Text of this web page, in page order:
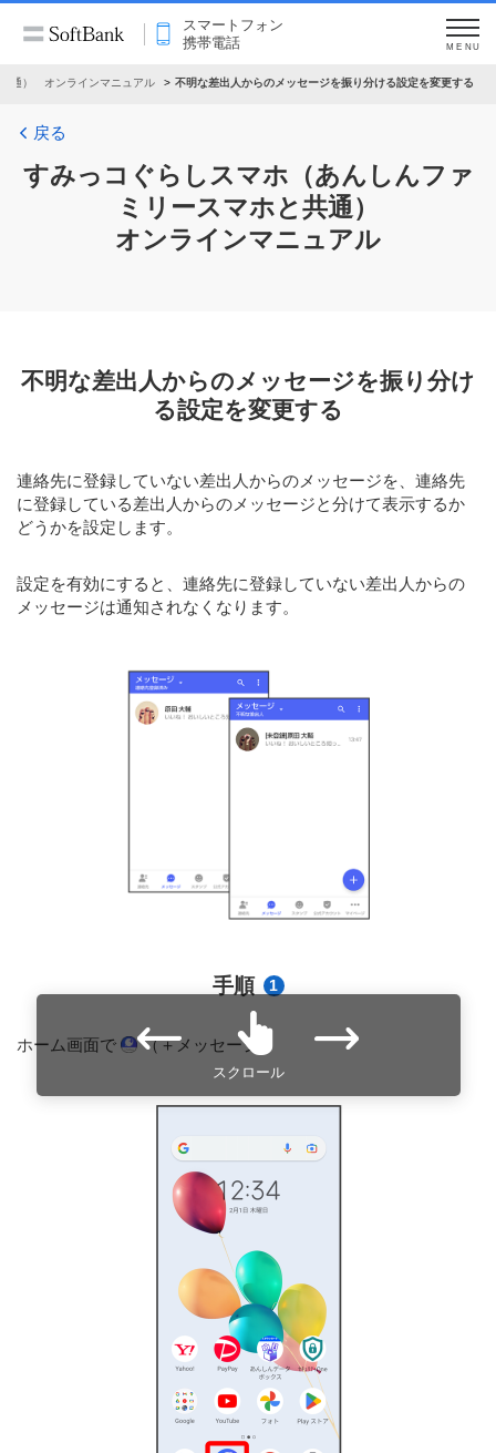
スマートフォン
携帯電話
MENU
共通） オンラインマニュアル 不明な差出人からのメッセージを振り分ける設定を変更する
戻る
すみっコぐらしスマホ（あんしんファ
ミリースマホと共通）
オンラインマニュアル
不明な差出人からのメッセージを振り分け
る設定を変更する
連絡先に登録していない差出人からのメッセージを、連絡先
に登録している差出人からのメッセージと分けて表示するか
どうかを設定します。
設定を有効にすると、連絡先に登録していない差出人からの
メッセージは通知されなくなります。
手順 1
ホーム画面で （＋メッセージ）
スクロール